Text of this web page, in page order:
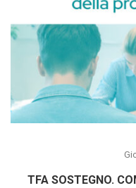
TFA SOSTEGNO.